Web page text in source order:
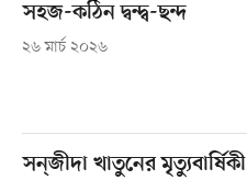
সহজ-কঠিন দ্বন্দ্ব-ছন্দ
২৬ মার্চ ২০২৬
সন্‌জীদা খাতুনের মৃত্যুবার্ষিকী